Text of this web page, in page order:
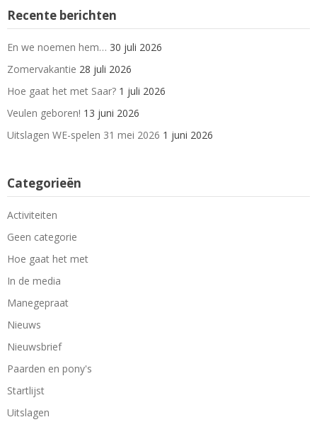
Recente berichten
En we noemen hem… 30 juli 2026
Zomervakantie 28 juli 2026
Hoe gaat het met Saar? 1 juli 2026
Veulen geboren! 13 juni 2026
Uitslagen WE-spelen 31 mei 2026 1 juni 2026
Categorieën
Activiteiten
Geen categorie
Hoe gaat het met
In de media
Manegepraat
Nieuws
Nieuwsbrief
Paarden en pony's
Startlijst
Uitslagen